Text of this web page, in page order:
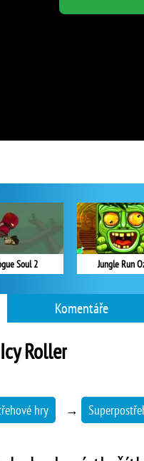
Soul 2 Jungle Run
Komentáře
Icy Roller
hry →